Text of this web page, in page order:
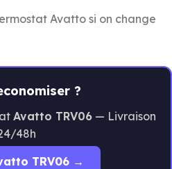
Avatto si on change
?
Avatto TRV06— Livraison
48h
TRV06 →